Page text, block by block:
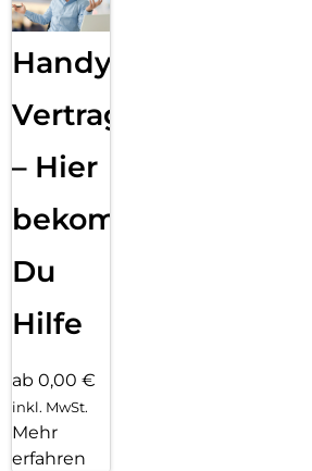
Handy
Vertragsabwicklung
– Hier
bekommst
Du
Hilfe
ab 0,00 €
inkl. MwSt.
Mehr
erfahren